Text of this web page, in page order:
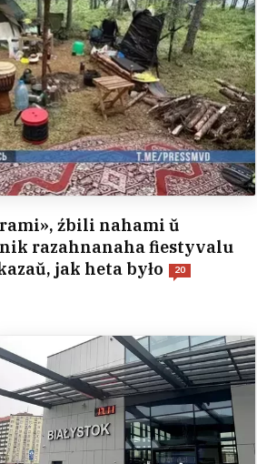
źbili nahami ŭ
razahnanaha fiestyvalu
jak heta było
20